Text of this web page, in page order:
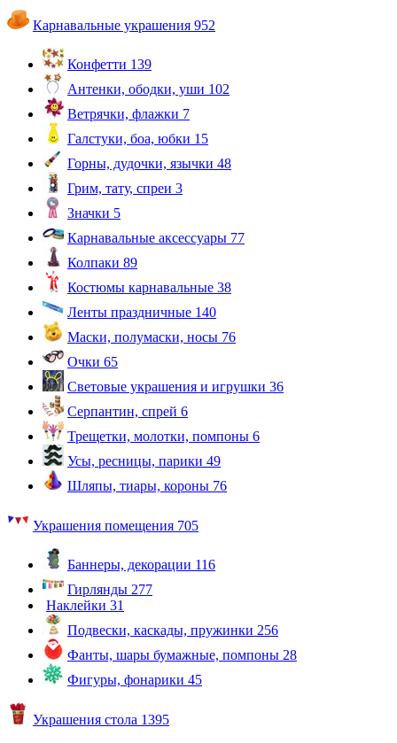
Карнавальные украшения 952
Конфетти 139
Антенки, ободки, уши 102
Ветрячки, флажки 7
Галстуки, боа, юбки 15
Горны, дудочки, язычки 48
Грим, тату, спреи 3
Значки 5
Карнавальные аксессуары 77
Колпаки 89
Костюмы карнавальные 38
Ленты праздничные 140
Маски, полумаски, носы 76
Очки 65
Световые украшения и игрушки 36
Серпантин, спрей 6
Трещетки, молотки, помпоны 6
Усы, ресницы, парики 49
Шляпы, тиары, короны 76
Украшения помещения 705
Баннеры, декорации 116
Гирлянды 277
Наклейки 31
Подвески, каскады, пружинки 256
Фанты, шары бумажные, помпоны 28
Фигуры, фонарики 45
Украшения стола 1395